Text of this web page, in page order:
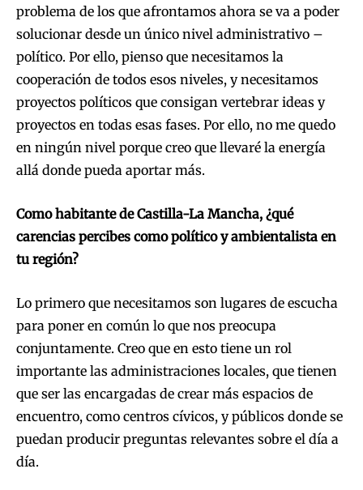
problema de los que afrontamos ahora se va a poder
solucionar desde un único nivel administrativo –
político. Por ello, pienso que necesitamos la
cooperación de todos esos niveles, y necesitamos
proyectos políticos que consigan vertebrar ideas y
proyectos en todas esas fases. Por ello, no me quedo
en ningún nivel porque creo que llevaré la energía
allá donde pueda aportar más.
Como habitante de Castilla-La Mancha, ¿qué
carencias percibes como político y ambientalista en
tu región?
Lo primero que necesitamos son lugares de escucha
para poner en común lo que nos preocupa
conjuntamente. Creo que en esto tiene un rol
importante las administraciones locales, que tienen
que ser las encargadas de crear más espacios de
encuentro, como centros cívicos, y públicos donde se
puedan producir preguntas relevantes sobre el día a
día.